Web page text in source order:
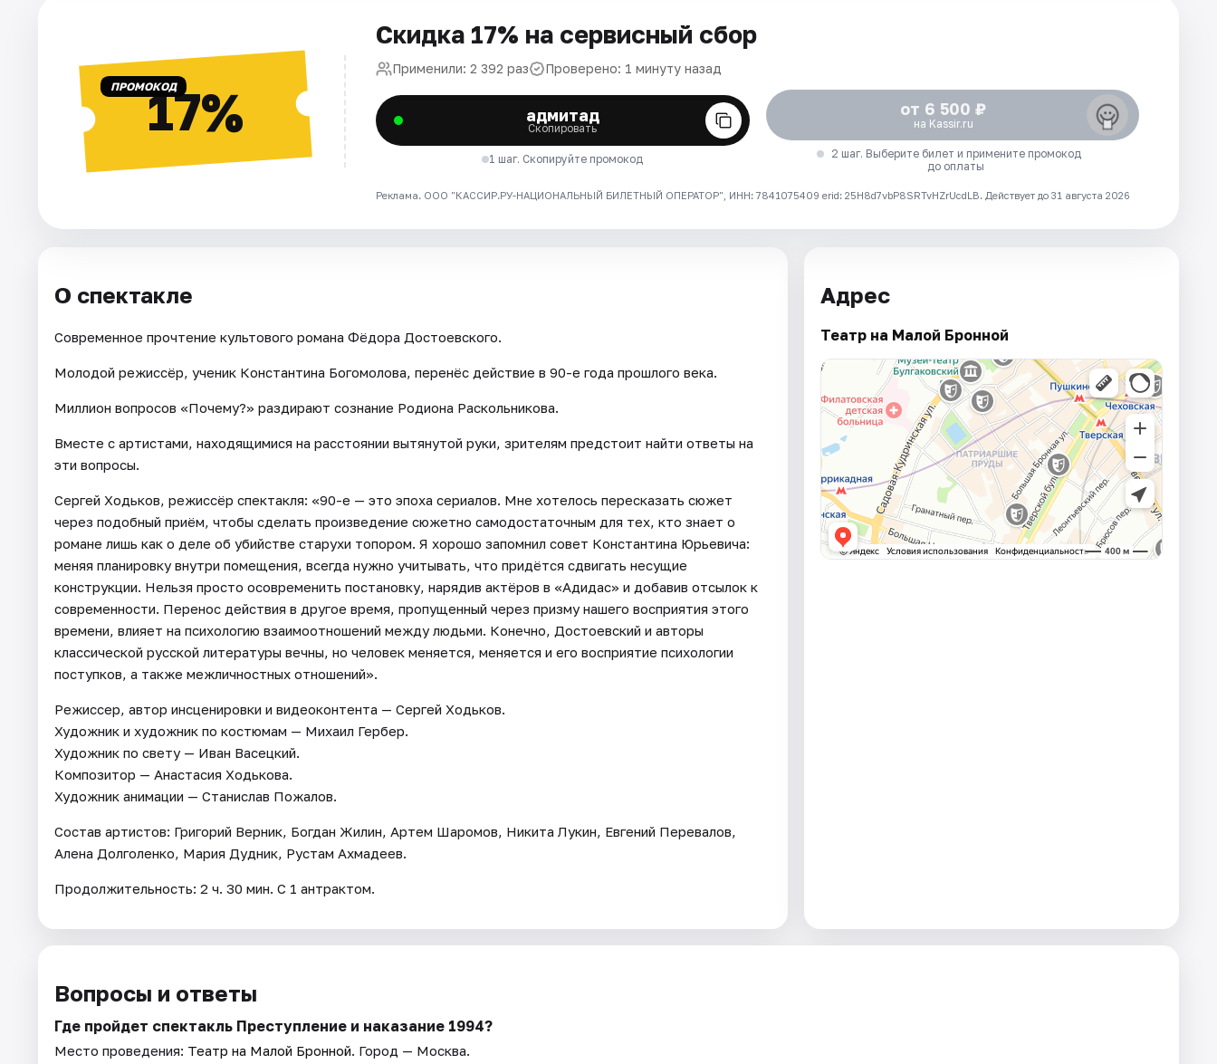
ПРОМОКОД17%
Скидка 17% на сервисный сбор
Применили: 2 392 раз Проверено: 1 минуту назад
адмитад
Скопировать
1 шаг. Скопируйте промокод
от 6 500 ₽
на Kassir.ru
2 шаг. Выберите билет и примените промокод
до оплаты
Реклама. ООО "КАССИР.РУ-НАЦИОНАЛЬНЫЙ БИЛЕТНЫЙ ОПЕРАТОР", ИНН: 7841075409 erid: 25H8d7vbP8SRTvHZrUcdLB. Действует до 31 августа 2026
О спектакле
Современное прочтение культового романа Фёдора Достоевского.
Молодой режиссёр, ученик Константина Богомолова, перенёс действие в 90-е года прошлого века.
Миллион вопросов «Почему?» раздирают сознание Родиона Раскольникова.
Вместе с артистами, находящимися на расстоянии вытянутой руки, зрителям предстоит найти ответы на
эти вопросы.
Сергей Ходьков, режиссёр спектакля: «90-е — это эпоха сериалов. Мне хотелось пересказать сюжет
через подобный приём, чтобы сделать произведение сюжетно самодостаточным для тех, кто знает о
романе лишь как о деле об убийстве старухи топором. Я хорошо запомнил совет Константина Юрьевича:
меняя планировку внутри помещения, всегда нужно учитывать, что придётся сдвигать несущие
конструкции. Нельзя просто осовременить постановку, нарядив актёров в «Адидас» и добавив отсылок к
современности. Перенос действия в другое время, пропущенный через призму нашего восприятия этого
времени, влияет на психологию взаимоотношений между людьми. Конечно, Достоевский и авторы
классической русской литературы вечны, но человек меняется, меняется и его восприятие психологии
поступков, а также межличностных отношений».
Режиссер, автор инсценировки и видеоконтента — Сергей Ходьков.
Художник и художник по костюмам — Михаил Гербер.
Художник по свету — Иван Васецкий.
Композитор — Анастасия Ходькова.
Художник анимации — Станислав Пожалов.
Состав артистов: Григорий Верник, Богдан Жилин, Артем Шаромов, Никита Лукин, Евгений Перевалов,
Алена Долголенко, Мария Дудник, Рустам Ахмадеев.
Продолжительность: 2 ч. 30 мин. С 1 антрактом.
Адрес
Театр на Малой Бронной
Вопросы и ответы
Где пройдет спектакль Преступление и наказание 1994?
Место проведения: Театр на Малой Бронной. Город — Москва.